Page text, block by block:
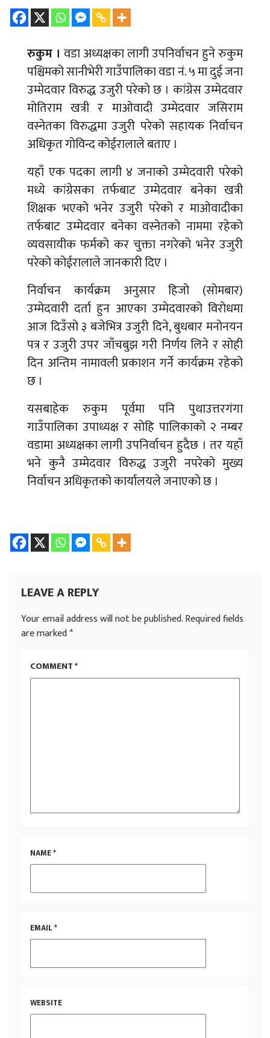
रुकुम । वडा अध्यक्षका लागी उपनिर्वाचन हुने रुकुम
पश्चिमको सानीभेरी गाउँपालिका वडा नं. ५ मा दुई जना
उम्मेदवार विरुद्ध उजुरी परेको छ । कांग्रेस उम्मेदवार
मोतिराम खत्री र माओवादी उम्मेदवार जसिराम
वस्नेतका विरुद्धमा उजुरी परेको सहायक निर्वाचन
अधिकृत गोविन्द कोईरालाले बताए ।
यहाँ एक पदका लागी ४ जनाको उम्मेदवारी परेको
मध्ये कांग्रेसका तर्फबाट उम्मेदवार बनेका खत्री
शिक्षक भएको भनेर उजुरी परेको र माओवादीका
तर्फबाट उम्मेदवार बनेका वस्नेतको नाममा रहेको
व्यवसायीक फर्मको कर चुक्ता नगरेको भनेर उजुरी
परेको कोईरालाले जानकारी दिए ।
निर्वाचन कार्यक्रम अनुसार हिजो (सोमबार)
उम्मेदवारी दर्ता हुन आएका उम्मेदवारको विरोधमा
आज दिउँसो ३ बजेभित्र उजुरी दिने, बुधबार मनोनयन
पत्र र उजुरी उपर जाँचबुझ गरी निर्णय लिने र सोही
दिन अन्तिम नामावली प्रकाशन गर्ने कार्यक्रम रहेको
छ ।
यसबाहेक रुकुम पूर्वमा पनि पुथाउत्तरगंगा
गाउँपालिका उपाध्यक्ष र सोहि पालिकाको २ नम्बर
वडामा अध्यक्षका लागी उपनिर्वाचन हुदैछ । तर यहाँ
भने कुनै उम्मेदवार विरुद्ध उजुरी नपरेको मुख्य
निर्वाचन अधिकृतको कार्यालयले जनाएको छ ।
LEAVE A REPLY
Your email address will not be published.Required fields
are marked*
COMMENT*
NAME*
EMAIL*
WEBSITE